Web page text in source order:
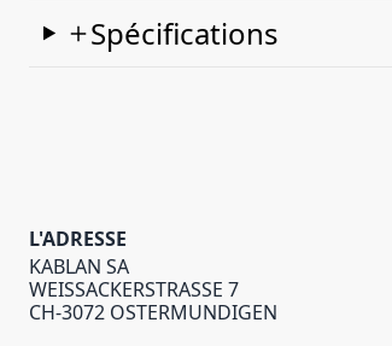
Spécifications
L'ADRESSE
KABLAN SA
WEISSACKERSTRASSE 7
CH-3072 OSTERMUNDIGEN